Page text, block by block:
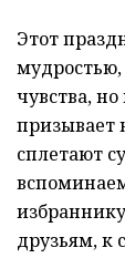
Этот
мудростью,
чувства,
призывает
сплетают
друзьям, к